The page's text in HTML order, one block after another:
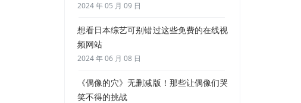
2024 年 05 月 09 日
想看日本综艺可别错过这些免费的在线视
频网站
2024 年 06 月 08 日
《偶像的穴》无删减版！那些让偶像们哭
笑不得的挑战